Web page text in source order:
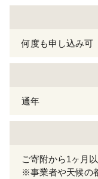
何度も申し込み可
通年
ご寄附から1ヶ月
※事業者や天候の